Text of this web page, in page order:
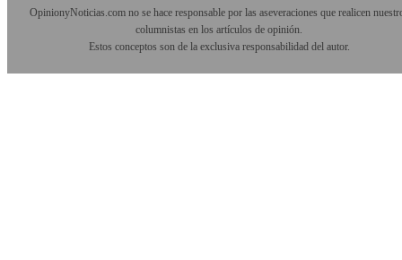
OpinionyNoticias.com no se hace responsable por las aseveraciones que realicen
columnistas en los artículos de opinión.
Estos conceptos son de la exclusiva responsabilidad del autor.